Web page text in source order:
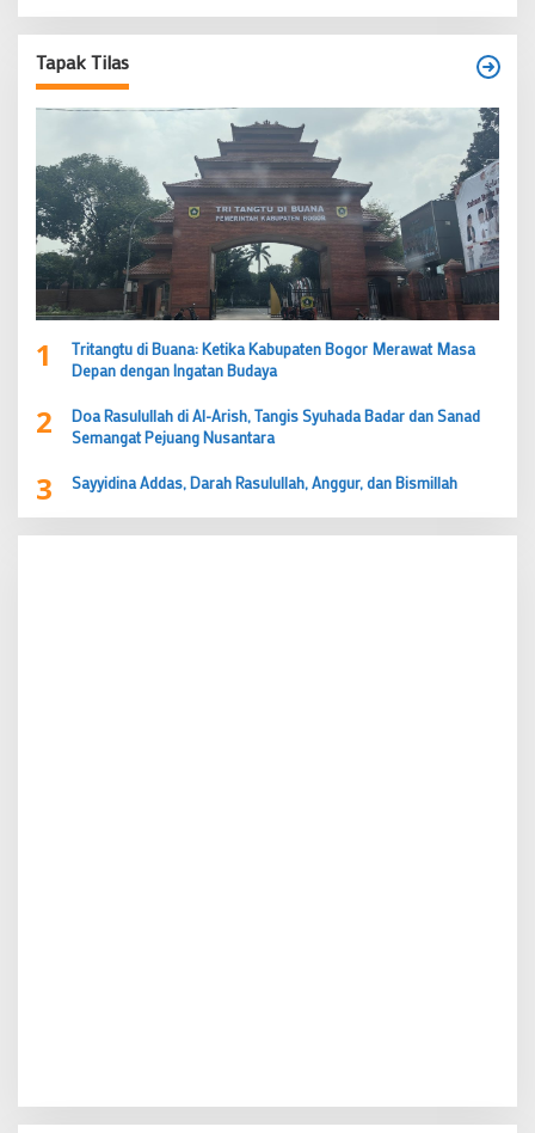
Tapak Tilas
1
Tritangtu di Buana: Ketika Kabupaten Bogor Merawat Masa
Depan dengan Ingatan Budaya
2
Doa Rasulullah di Al-Arish, Tangis Syuhada Badar dan Sanad
Semangat Pejuang Nusantara
3 Sayyidina Addas, Darah Rasulullah, Anggur, dan Bismillah